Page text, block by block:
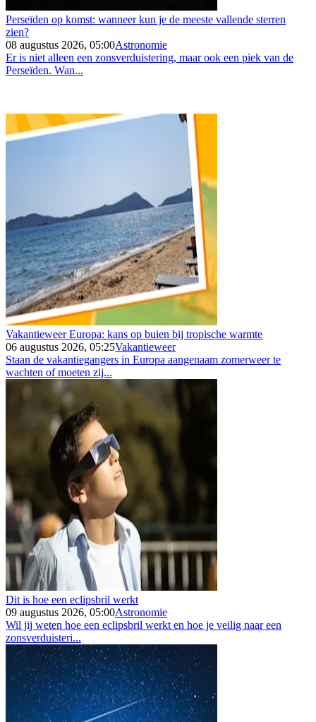
Perseïden op komst: wanneer kun je de meeste vallende sterren
zien?
08 augustus 2026, 05:00Astronomie
Er is niet alleen een zonsverduistering, maar ook een piek van de
Perseïden. Wan...
Vakantieweer Europa: kans op buien bij tropische warmte
06 augustus 2026, 05:25Vakantieweer
Staan de vakantiegangers in Europa aangenaam zomerweer te
wachten of moeten zij...
Dit is hoe een eclipsbril werkt
09 augustus 2026, 05:00Astronomie
Wil jij weten hoe een eclipsbril werkt en hoe je veilig naar een
zonsverduisteri...